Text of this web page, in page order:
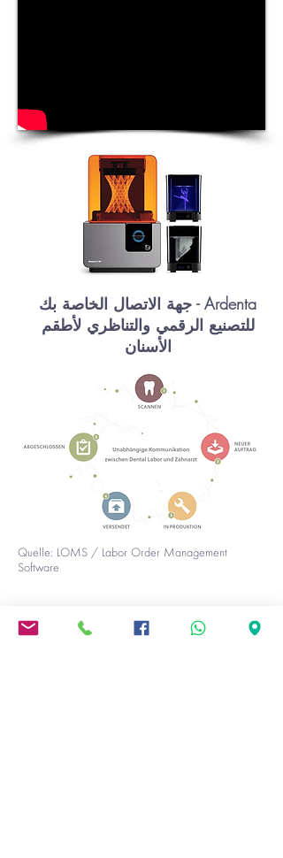
Ardenta - جهة الاتصال الخاصة بك
للتصنيع الرقمي والتناظري لأطقم
الأسنان
Quelle: LOMS / Labor Order Management
Software